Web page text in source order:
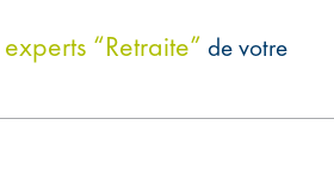
experts “Retraite” de votre